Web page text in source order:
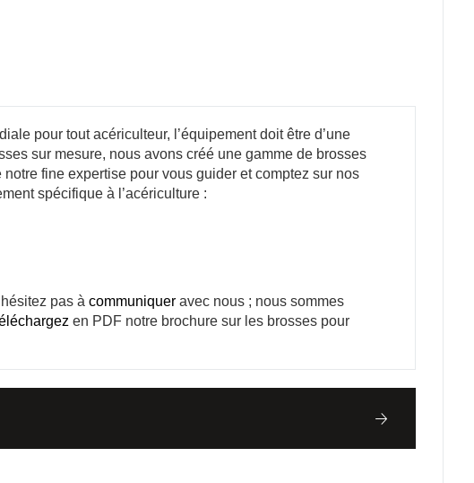
pour tout acériculteur, l’équipement doit être d’une
sur mesure, nous avons créé une gamme de brosses
fine expertise pour vous guider et comptez sur nos
spécifique à l’acériculture :
pas à communiqueravec nous ; nous sommes
en PDF notre brochure sur les brosses pour